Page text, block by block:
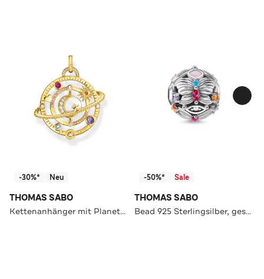
-30%* Neu
THOMAS SABO
Kettenanhänger mit Planetenring und bunten Steinen vergoldet 750 Gelbgold Vergoldung, Kaltemail, 925 Sterlingsilber
-50%* Sale
THOMAS SABO
Bead 925 Sterlingsilber, geschwärzt